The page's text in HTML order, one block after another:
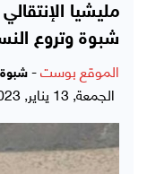
مليشيا
شبوة وتروع
الموقع بوست- شبوة
الجمعة, 13 يناير, 2023 - 07:10 مساءً